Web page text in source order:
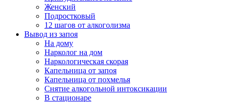
Женский
Подростковый
12 шагов от алкоголизма
Вывод из запоя
На дому
Нарколог на дом
Наркологическая скорая
Капельница от запоя
Капельница от похмелья
Снятие алкогольной интоксикации
В стационаре